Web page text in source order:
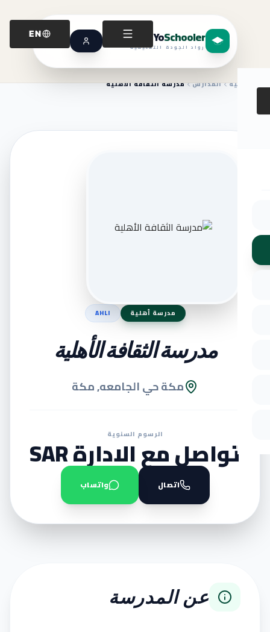
YoSchooler
رواد الجودة التعليمية
EN
الرئيسية المدارس مدرسة الثقافة الأهلية
مدرسة أهلية AHLI
مدرسة الثقافة الأهلية
مكة حي الجامعه, مكة
الرسوم السنوية
تواصل مع الادارة SAR
اتصال واتساب
عن المدرسة